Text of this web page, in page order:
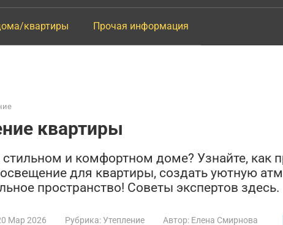
квартиры Прочая информация
квартиры
стильном и комфортном доме? Узнайте, как
для квартиры, создать уютную
пространство! Советы экспертов здесь.
Мар 2026 Рубрика:Утепление Автор: Елена Смирнова